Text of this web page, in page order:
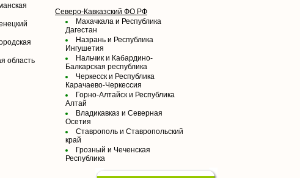
область
Северо-Кавказский ФО РФ
Махачкала и Республика
Дагестан
Назрань и Республика
Ингушетия
Нальчик и Кабардино-
Балкарская республика
Черкесск и Республика
Карачаево-Черкессия
Горно-Алтайск и Республика
Алтай
Владикавказ и Северная
Осетия
Ставрополь и Ставропольский
край
Грозный и Чеченская
Республика